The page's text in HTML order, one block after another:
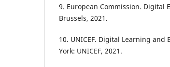
9. European Commission. Digital
Brussels, 2021.
10. UNICEF. Digital Learning and
York: UNICEF, 2021.